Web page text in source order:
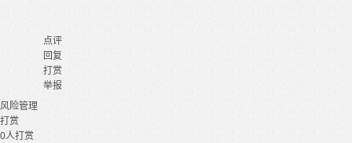
点评
回复
打赏
举报
风险管理
打赏
0人打赏